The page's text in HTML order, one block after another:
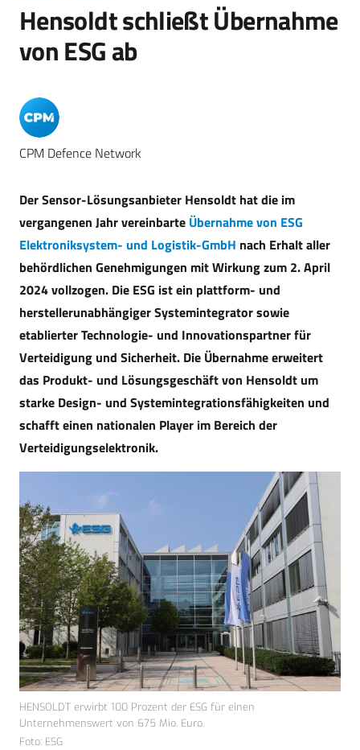
Hensoldt schließt Übernahme
von ESG ab
CPM Defence Network
Der Sensor-Lösungsanbieter Hensoldt hat die im
vergangenen Jahr vereinbarte Übernahme von ESG
Elektroniksystem- und Logistik-GmbH nach Erhalt aller
behördlichen Genehmigungen mit Wirkung zum 2. April
2024 vollzogen. Die ESG ist ein plattform- und
herstellerunabhängiger Systemintegrator sowie
etablierter Technologie- und Innovationspartner für
Verteidigung und Sicherheit. Die Übernahme erweitert
das Produkt- und Lösungsgeschäft von Hensoldt um
starke Design- und Systemintegrationsfähigkeiten und
schafft einen nationalen Player im Bereich der
Verteidigungselektronik.
HENSOLDT erwirbt 100 Prozent der ESG für einen
Unternehmenswert von 675 Mio. Euro.
Foto: ESG